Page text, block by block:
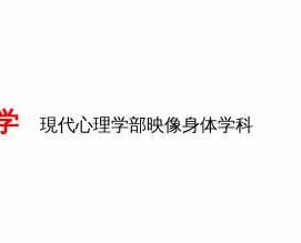
現代心理学部映像身体学科